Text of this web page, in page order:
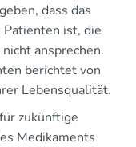
dass das
ist, die
ansprechen.
berichtet von
Lebensqualität.
zukünftige
Medikaments